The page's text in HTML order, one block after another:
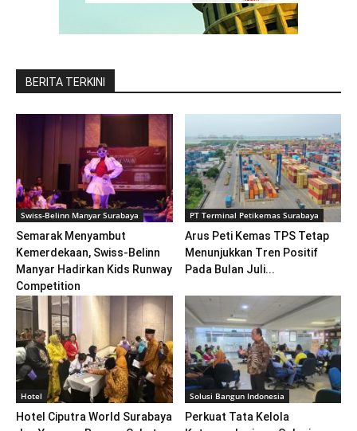
BERITA TERKINI
Swiss-Belinn Manyar Surabaya
Semarak Menyambut
Kemerdekaan, Swiss-Belinn
Manyar Hadirkan Kids Runway
Competition
PT Terminal Petikemas Surabaya
Arus Peti Kemas TPS Tetap
Menunjukkan Tren Positif
Pada Bulan Juli...
Hotel
Hotel Ciputra World Surabaya
Solusi Bangun Indonesia
Perkuat Tata Kelola